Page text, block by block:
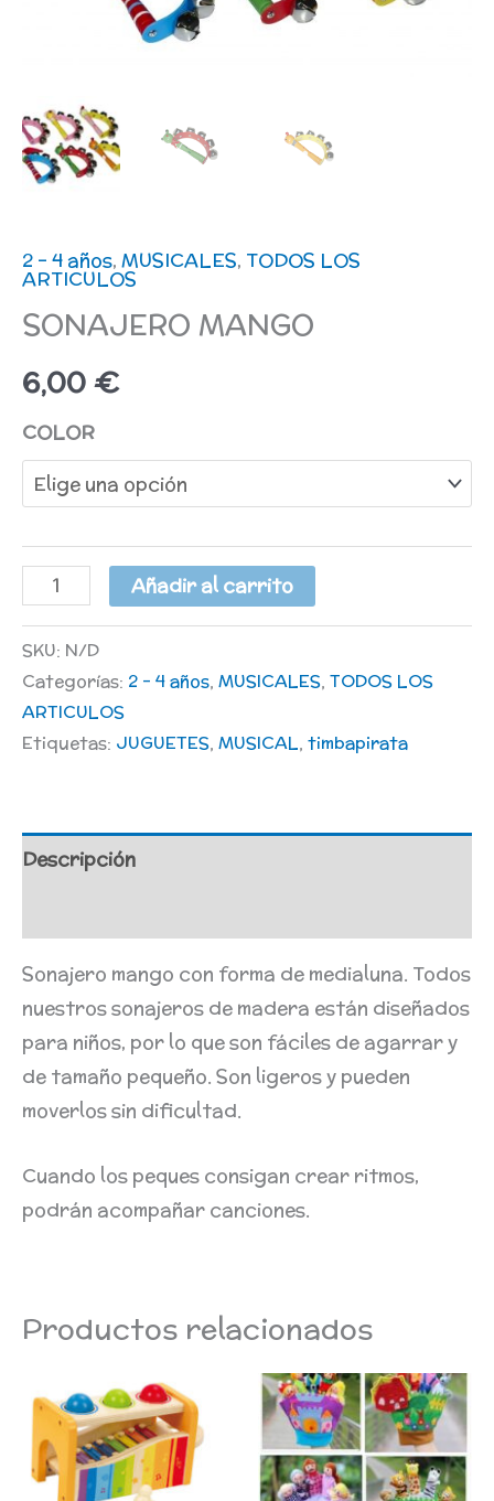
2 - 4 años, MUSICALES, TODOS LOS
ARTICULOS
SONAJERO MANGO
6,00€
COLOR
Añadir al carrito
SKU: N/D
Categorías: 2 - 4 años, MUSICALES, TODOS LOS
ARTICULOS
Etiquetas: JUGUETES, MUSICAL, timbapirata
Descripción
Sonajero mango con forma de medialuna. Todos
nuestros sonajeros de madera están diseñados
para niños, por lo que son fáciles de agarrar y
de tamaño pequeño. Son ligeros y pueden
moverlos sin dificultad.
Cuando los peques consigan crear ritmos,
podrán acompañar canciones.
Productos relacionados